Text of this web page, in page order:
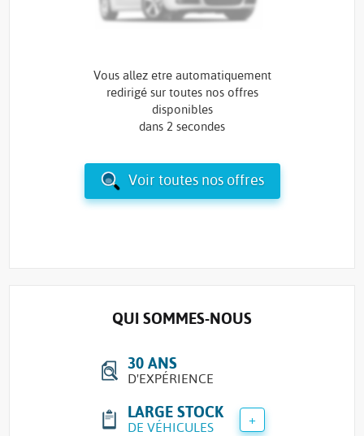
QUI SOMMES-NOUS
30 ANS
D'EXPÉRIENCE
LARGE STOCK
DE VÉHICULES
+
Vous allez etre automatiquement
redirigé sur toutes nos offres
disponibles
dans 2 secondes
Voir toutes nos offres